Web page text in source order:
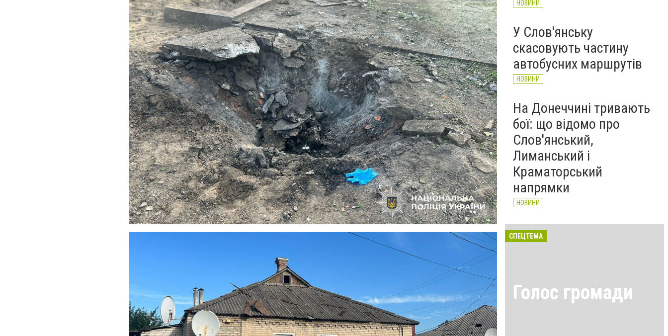
НОВИНИ
У Слов'янську
скасовують частину
автобусних маршрутів
НОВИНИ
На Донеччині тривають
бої: що відомо про
Слов'янський,
Лиманський і
Краматорський
напрямки
НОВИНИ
СПЕЦТЕМА
Голос громади